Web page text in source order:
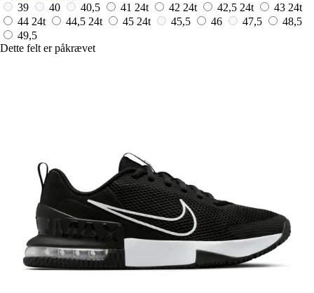
39
40 40,5 41 24t 42 24t 42,5 24t 43 24t
44 24t 44,5 24t 45 24t 45,5 46 47,5
48,5
49,5
Dette felt er påkrævet